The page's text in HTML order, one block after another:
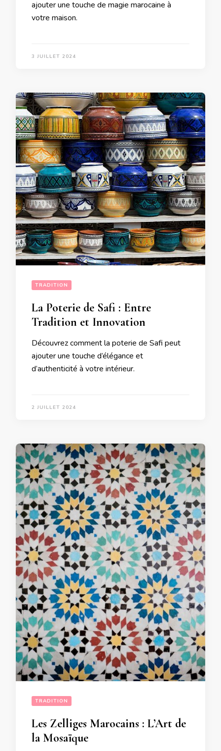
ajouter une touche de magie marocaine à
votre maison.
3 JUILLET 2024
TRADITION
La Poterie de Safi : Entre
Tradition et Innovation
Découvrez comment la poterie de Safi peut
ajouter une touche d’élégance et
d’authenticité à votre intérieur.
2 JUILLET 2024
TRADITION
Les Zelliges Marocains : L’Art de
la Mosaïque